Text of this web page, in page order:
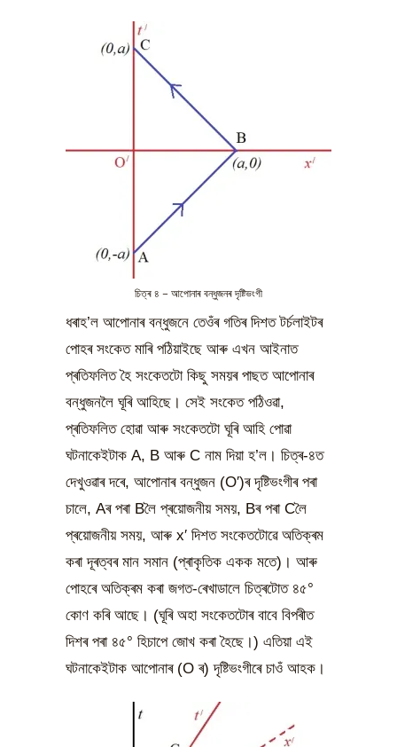
চিত্ৰ ৪ – আপোনাৰ বন্ধুজনৰ দৃষ্টিভংগী
ধৰাহ’ল আপোনাৰ বন্ধুজনে তেওঁৰ গতিৰ দিশত টৰ্চলাইটৰ
পোহৰ সংকেত মাৰি পঠিয়াইছে আৰু এখন আইনাত
প্ৰতিফলিত হৈ সংকেতটো কিছু সময়ৰ পাছত আপোনাৰ
বন্ধুজনলৈ ঘূৰি আহিছে। সেই সংকেত পঠিওৱা,
প্ৰতিফলিত হোৱা আৰু সংকেতটো ঘূৰি আহি পোৱা
ঘটনাকেইটাক A, B আৰু C নাম দিয়া হ’ল। চিত্ৰ-৪ত
দেখুওৱাৰ দৰে, আপোনাৰ বন্ধুজন (O′)ৰ দৃষ্টিভংগীৰ পৰা
চালে, Aৰ পৰা Bলৈ প্ৰয়োজনীয় সময়, Bৰ পৰা Cলৈ
প্ৰয়োজনীয় সময়, আৰু x′ দিশত সংকেতটোৱে অতিক্ৰম
কৰা দূৰত্বৰ মান সমান (প্ৰাকৃতিক একক মতে)। আৰু
পোহৰে অতিক্ৰম কৰা জগত-ৰেখাডালে চিত্ৰটোত ৪৫°
কোণ কৰি আছে। (ঘূৰি অহা সংকেতটোৰ বাবে বিপৰীত
দিশৰ পৰা ৪৫° হিচাপে জোখ কৰা হৈছে।) এতিয়া এই
ঘটনাকেইটাক আপোনাৰ (O ৰ) দৃষ্টিভংগীৰে চাওঁ আহক।